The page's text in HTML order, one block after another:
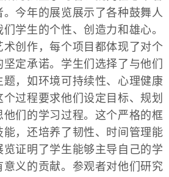
今年的展览展示了各种鼓舞人
学生的个性、创造力和雄心。
创作，每个项目都体现了对个
定承诺。学生们选择了与他们
题，如环境可持续性、心理健康
过程要求他们设定目标、规划
们的学习过程。这个严格的框
，还培养了韧性、时间管理能
证明了学生能够主导自己的学
意义的贡献。参观者对他们研究